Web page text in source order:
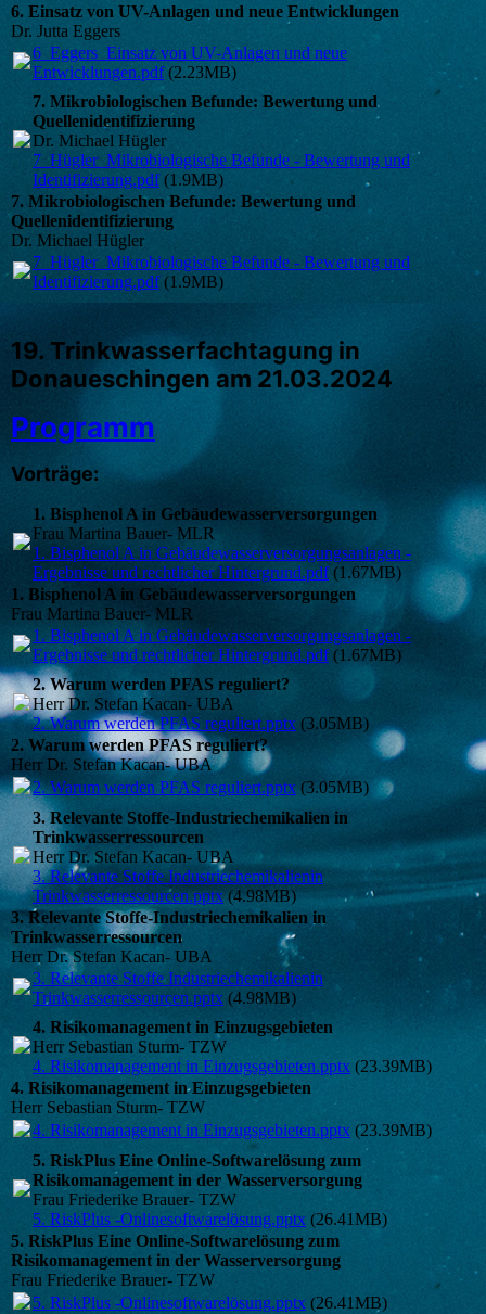
6. Einsatz von UV-Anlagen und neue Entwicklungen
Dr. Jutta Eggers
6_Eggers_Einsatz von UV-Anlagen und neue
Entwicklungen.pdf(2.23MB)
7. Mikrobiologischen Befunde: Bewertung und
Quellenidentifizierung
Dr. Michael Hügler
7_Hügler_Mikrobiologische Befunde - Bewertung und
Identifizierung.pdf(1.9MB)
7. Mikrobiologischen Befunde: Bewertung und
Quellenidentifizierung
Dr. Michael Hügler
7_Hügler_Mikrobiologische Befunde - Bewertung und
Identifizierung.pdf(1.9MB)
19. Trinkwasserfachtagung in
Donaueschingen am 21.03.2024
Programm
Vorträge:
1. Bisphenol A in Gebäudewasserversorgungen
Frau Martina Bauer- MLR
1. Bisphenol A in Gebäudewasserversorgungsanlagen -
Ergebnisse und rechtlicher Hintergrund.pdf(1.67MB)
1. Bisphenol A in Gebäudewasserversorgungen
Frau Martina Bauer- MLR
1. Bisphenol A in Gebäudewasserversorgungsanlagen -
Ergebnisse und rechtlicher Hintergrund.pdf(1.67MB)
2. Warum werden PFAS reguliert?
Herr Dr. Stefan Kacan- UBA
2. Warum werden PFAS reguliert.pptx (3.05MB)
2. Warum werden PFAS reguliert?
Herr Dr. Stefan Kacan- UBA
2. Warum werden PFAS reguliert.pptx (3.05MB)
3. Relevante Stoffe-Industriechemikalien in
Trinkwasserressourcen
Herr Dr. Stefan Kacan- UBA
3. Relevante Stoffe Industriechemikalienin
Trinkwasserressourcen.pptx(4.98MB)
3. Relevante Stoffe-Industriechemikalien in
Trinkwasserressourcen
Herr Dr. Stefan Kacan- UBA
3. Relevante Stoffe Industriechemikalienin
Trinkwasserressourcen.pptx (4.98MB)
4. Risikomanagement in Einzugsgebieten
Herr Sebastian Sturm- TZW
4. Risikomanagement in Einzugsgebieten.pptx (23.39MB)
4. Risikomanagement in Einzugsgebieten
Herr Sebastian Sturm- TZW
4. Risikomanagement in Einzugsgebieten.pptx (23.39MB)
5. RiskPlus Eine Online-Softwarelösung zum
Risikomanagement in der Wasserversorgung
Frau Friederike Brauer- TZW
5. RiskPlus -Onlinesoftwarelösung.pptx (26.41MB)
5. RiskPlus Eine Online-Softwarelösung zum
Risikomanagement in der Wasserversorgung
Frau Friederike Brauer- TZW
5. RiskPlus -Onlinesoftwarelösung.pptx (26.41MB)